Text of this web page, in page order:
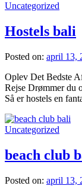
Uncategorized
Hostels bali
Posted on: april 13,
Oplev Det Bedste
Rejse Drømmer du
Så er hostels en
Uncategorized
beach club
Posted on: april 13,